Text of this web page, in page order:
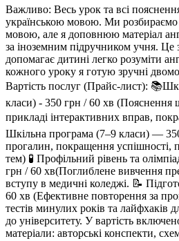
Важливо: Весь урок та всі
українською мовою. Ми розбираємо
мовою, але я доповнюю матеріал
за іноземним підручником учня. Це
допомагає дитині легко розуміти
кожного уроку я готую зручні
Вартість послуг (Прайс-лист):
класи) - 350 грн / 60 хв (Пояснення
прикладі інтерактивних вправ,
Шкільна програма (7–9 класи) —
прогалин, покращення успішності,
тем) 🧪 Профільний рівень та
грн / 60 хв(Поглиблене вивчення
вступу в медичні коледжі. 📝
60 хв (Ефективне повторення за
тестів минулих років та лайфхаків
до університету. У вартість
матеріали: авторські конспекти,